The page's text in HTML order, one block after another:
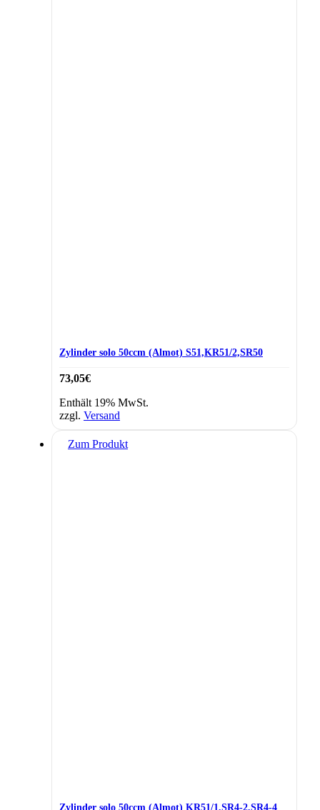
Zylinder solo 50ccm (Almot) S51,KR51/2,SR50
73,05€
Enthält 19% MwSt.
zzgl. Versand
Zum Produkt
Zylinder solo 50ccm (Almot) KR51/1,SR4-2,SR4-4